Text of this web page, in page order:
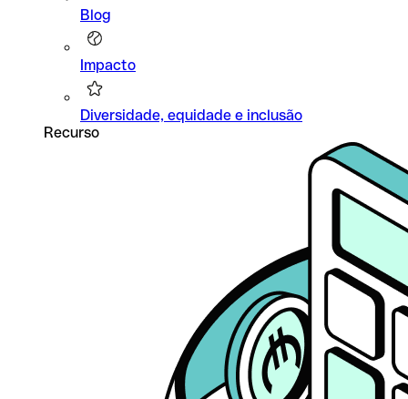
Blog
Impacto
Diversidade, equidade e inclusão
Recurso